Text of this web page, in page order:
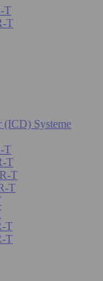
T
T
(ICD) Systeme
T
T
T
T
T
T